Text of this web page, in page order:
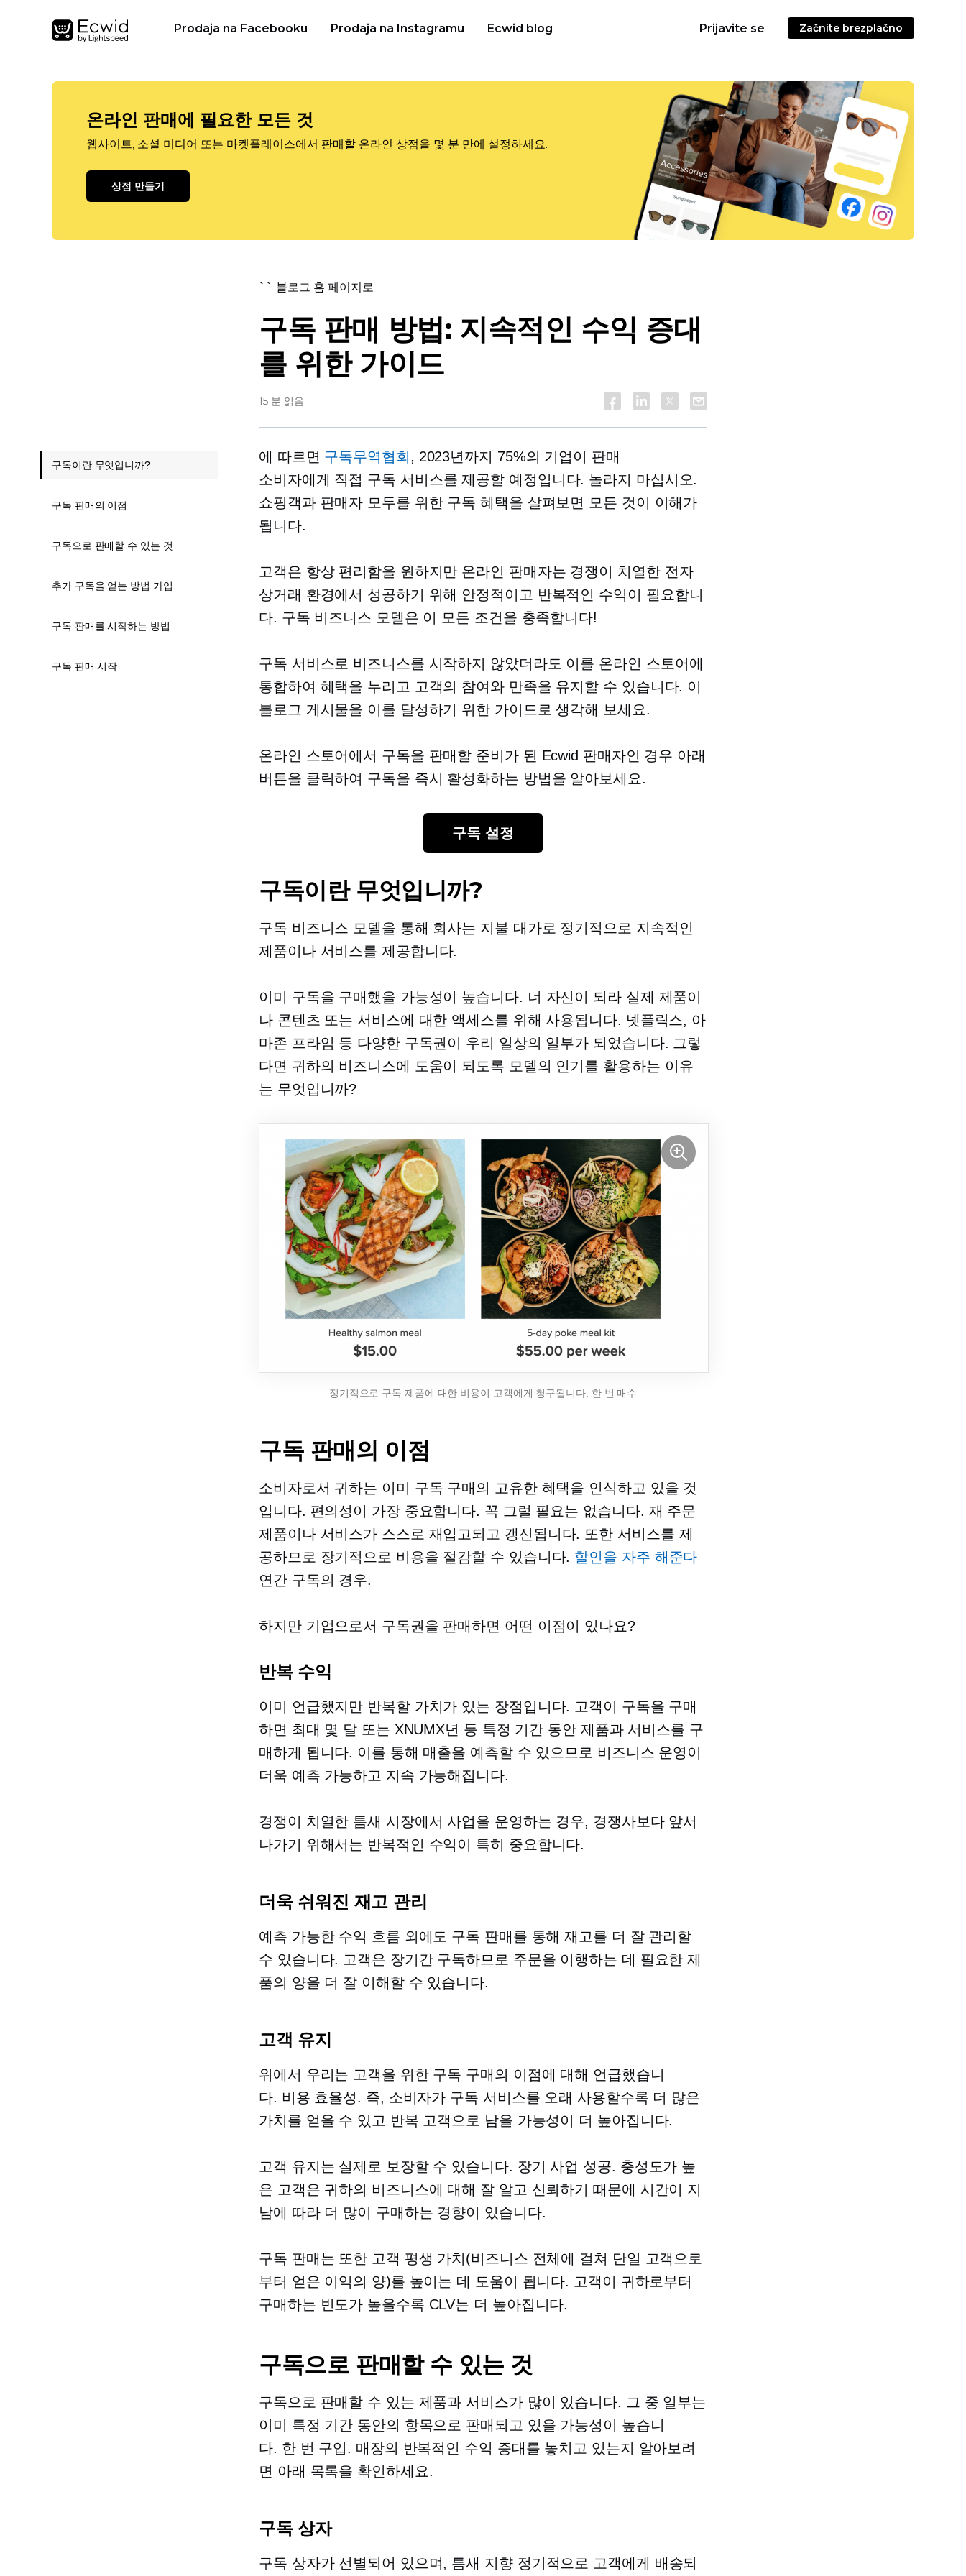
Prodaja na Facebooku Prodaja na Instagramu Ecwid blog Prijavite se Začnite brezplačno
온라인 판매에 필요한 모든 것
웹사이트, 소셜 미디어 또는 마켓플레이스에서 판매할 온라인 상점을 몇 분 만에 설정하세요.
상점 만들기
`` 블로그 홈 페이지로
구독 판매 방법: 지속적인 수익 증대
를 위한 가이드
15 분 읽음
에 따르면 구독무역협회 , 2023년까지 75%의 기업이 판매
소비자에게 직접 구독 서비스를 제공할 예정입니다. 놀라지 마십시오.
쇼핑객과 판매자 모두를 위한 구독 혜택을 살펴보면 모든 것이 이해가
됩니다.
고객은 항상 편리함을 원하지만 온라인 판매자는 경쟁이 치열한 전자
상거래 환경에서 성공하기 위해 안정적이고 반복적인 수익이 필요합니
다. 구독 비즈니스 모델은 이 모든 조건을 충족합니다!
구독 서비스로 비즈니스를 시작하지 않았더라도 이를 온라인 스토어에
통합하여 혜택을 누리고 고객의 참여와 만족을 유지할 수 있습니다. 이
블로그 게시물을 이를 달성하기 위한 가이드로 생각해 보세요.
온라인 스토어에서 구독을 판매할 준비가 된 Ecwid 판매자인 경우 아래
버튼을 클릭하여 구독을 즉시 활성화하는 방법을 알아보세요.
구독 설정
구독이란 무엇입니까?
구독 비즈니스 모델을 통해 회사는 지불 대가로 정기적으로 지속적인
제품이나 서비스를 제공합니다.
이미 구독을 구매했을 가능성이 높습니다. 너 자신이 되라실제 제품이
나 콘텐츠 또는 서비스에 대한 액세스를 위해 사용됩니다. 넷플릭스, 아
마존 프라임 등 다양한 구독권이 우리 일상의 일부가 되었습니다. 그렇
다면 귀하의 비즈니스에 도움이 되도록 모델의 인기를 활용하는 이유
는 무엇입니까?
정기적으로 구독 제품에 대한 비용이 고객에게 청구됩니다. 한 번 매수
구독 판매의 이점
소비자로서 귀하는 이미 구독 구매의 고유한 혜택을 인식하고 있을 것
입니다. 편의성이 가장 중요합니다. 꼭 그럴 필요는 없습니다. 재 주문
제품이나 서비스가 스스로 재입고되고 갱신됩니다. 또한 서비스를 제
공하므로 장기적으로 비용을 절감할 수 있습니다. 할인을 자주 해준다
연간 구독의 경우.
하지만 기업으로서 구독권을 판매하면 어떤 이점이 있나요?
반복 수익
이미 언급했지만 반복할 가치가 있는 장점입니다. 고객이 구독을 구매
하면 최대 몇 달 또는 XNUMX년 등 특정 기간 동안 제품과 서비스를 구
매하게 됩니다. 이를 통해 매출을 예측할 수 있으므로 비즈니스 운영이
더욱 예측 가능하고 지속 가능해집니다.
경쟁이 치열한 틈새 시장에서 사업을 운영하는 경우, 경쟁사보다 앞서
나가기 위해서는 반복적인 수익이 특히 중요합니다.
더욱 쉬워진 재고 관리
예측 가능한 수익 흐름 외에도 구독 판매를 통해 재고를 더 잘 관리할
수 있습니다. 고객은 장기간 구독하므로 주문을 이행하는 데 필요한 제
품의 양을 더 잘 이해할 수 있습니다.
고객 유지
위에서 우리는 고객을 위한 구독 구매의 이점에 대해 언급했습니
다. 비용 효율성. 즉, 소비자가 구독 서비스를 오래 사용할수록 더 많은
가치를 얻을 수 있고 반복 고객으로 남을 가능성이 더 높아집니다.
고객 유지는 실제로 보장할 수 있습니다. 장기
사업 성공. 충성도가 높
은 고객은 귀하의 비즈니스에 대해 잘 알고 신뢰하기 때문에 시간이 지
남에 따라 더 많이 구매하는 경향이 있습니다.
구독 판매는 또한 고객 평생 가치(비즈니스 전체에 걸쳐 단일 고객으로
부터 얻은 이익의 양)를 높이는 데 도움이 됩니다. 고객이 귀하로부터
구매하는 빈도가 높을수록 CLV는 더 높아집니다.
구독으로 판매할 수 있는 것
구독으로 판매할 수 있는 제품과 서비스가 많이 있습니다. 그 중 일부는
이미 특정 기간 동안의 항목으로 판매되고 있을 가능성이 높습니
다. 한 번 구입. 매장의 반복적인 수익 증대를 놓치고 있는지 알아보려
면 아래 목록을 확인하세요.
구독 상자
구독 상자가 선별되어 있으며, 틈새 지향정기적으로 고객에게 배송되
구독이란 무엇입니까?
구독 판매의 이점
구독으로 판매할 수 있는 것
추가 구독을 얻는 방법 가입
구독 판매를 시작하는 방법
구독 판매 시작